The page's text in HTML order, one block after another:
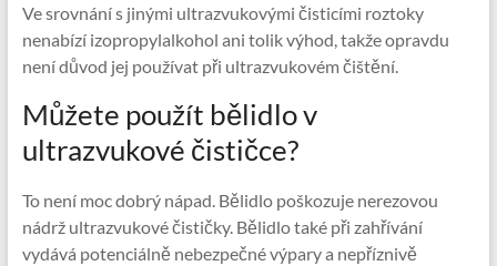
Ve srovnání s jinými ultrazvukovými čisticími roztoky
nenabízí izopropylalkohol ani tolik výhod, takže opravdu
není důvod jej používat při ultrazvukovém čištění.
Můžete použít bělidlo v
ultrazvukové čističce?
To není moc dobrý nápad. Bělidlo poškozuje nerezovou
nádrž ultrazvukové čističky. Bělidlo také při zahřívání
vydává potenciálně nebezpečné výpary a nepříznivě